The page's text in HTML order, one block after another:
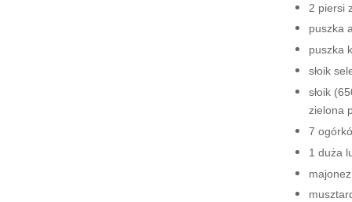
2 piersi
puszka
puszka
słoik
słoik
zielona
7
1 duża